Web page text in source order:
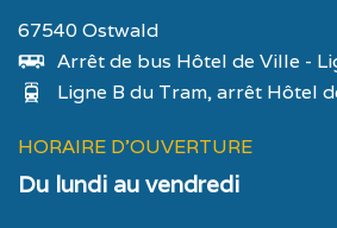
67540 Ostwald
Arrêt de bus Hôtel de Ville -
Ligne B du Tram, arrêt Hôtel
HORAIRE D'OUVERTURE
Du lundi au vendredi